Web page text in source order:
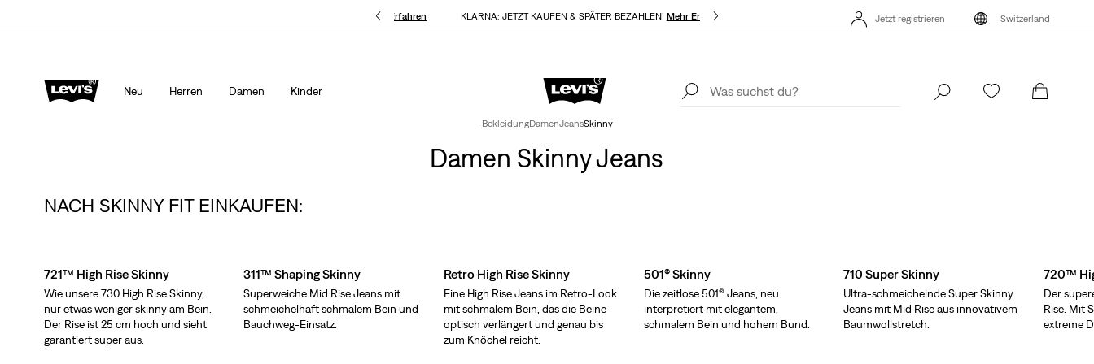
Mehr Erfahren KLARNA: JETZT KAUFEN & SPÄTER BEZAHLEN! Mehr Erfahren Jetzt registrieren Switzerland
Neu Herren Damen Kinder
Mehr Erfahren KLARNA:
Levi’s® App. Best of Levi’s® für dichMehr Erfahren Jetzt registrieren
BekleidungDamenJeansSkinny
Damen Skinny Jeans
NACH SKINNY FIT EINKAUFEN:
721™ High Rise Skinny
Wie unsere 730 High Rise Skinny,
nur etwas weniger skinny am Bein.
Der Rise ist 25 cm hoch und sieht
garantiert super aus.
311™ Shaping Skinny
Superweiche Mid Rise Jeans mit
schmeichelhaft schmalem Bein und
Bauchweg-Einsatz.
Retro High Rise Skinny
Eine High Rise Jeans im Retro-Look
mit schmalem Bein, das die Beine
optisch verlängert und genau bis
zum Knöchel reicht.
501® Skinny
Die zeitlose 501® Jeans, neu
interpretiert mit elegantem,
schmalem Bein und hohem Bund.
710 Super Skinny
Ultra-schmeichelnde Super Skinny
Jeans mit Mid Rise aus innovativem
Baumwollstretch.
720™
Der
Rise. Mit
extreme